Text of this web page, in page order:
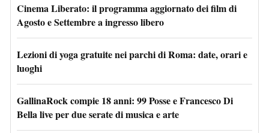
Cinema Liberato: il programma aggiornato dei film di
Agosto e Settembre a ingresso libero
Lezioni di yoga gratuite nei parchi di Roma: date, orari e
luoghi
GallinaRock compie 18 anni: 99 Posse e Francesco Di
Bella live per due serate di musica e arte